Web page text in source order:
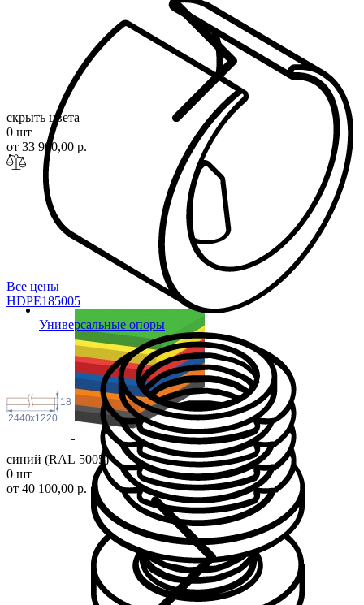
Универсальные опоры
скрыть цвета
0 шт
от 33 900,00 р.
Все цены
HDPE185005
18
2440 1220
x
синий (RAL 5005)
0 шт
от 40 100,00 р.